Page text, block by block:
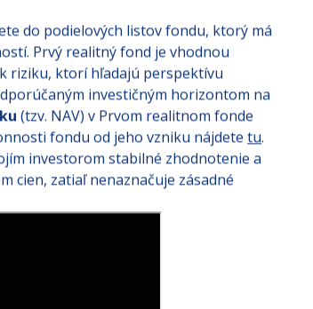
do podielových listov fondu, ktorý má
Prvý realitný fond je vhodnou
riziku, ktorí hľadajú perspektívu
investičným horizontom na
(tzv. NAV) v Prvom realitnom fonde
fondu od jeho vzniku nájdete
investorom stabilné zhodnotenie a